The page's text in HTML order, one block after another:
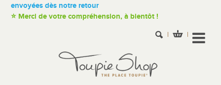
envoyées dès notre retour
⭐ Merci de votre compréhension, à bientôt !